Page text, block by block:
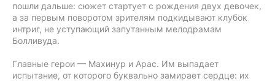
пошли дальше: сюжет стартует с рождения двух девочек,
а за первым поворотом зрителям подкидывают клубок
интриг, не уступающий запутанным мелодрамам
Болливуда.
Главные герои — Махинур и Арас. Им выпадает
испытание, от которого буквально замирает сердце: их